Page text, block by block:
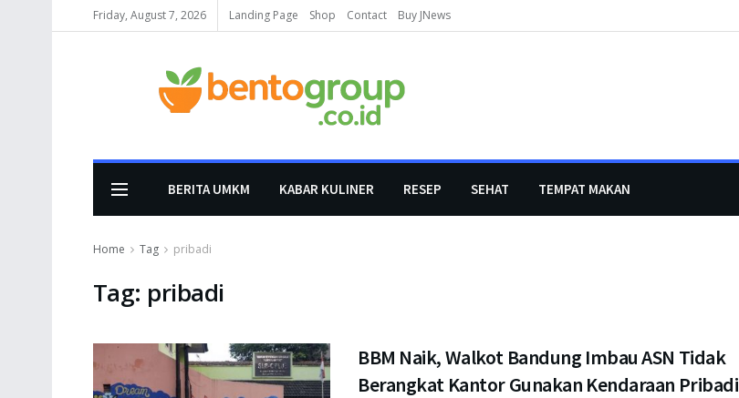
Friday, August 7, 2026 Landing Page Shop Contact Buy JNews
BERITA UMKM KABAR KULINER RESEP SEHAT TEMPAT MAKAN
Home Tag pribadi
Tag: pribadi
BBM Naik, Walkot Bandung Imbau ASN Tidak
Berangkat Kantor Gunakan Kendaraan Pribadi